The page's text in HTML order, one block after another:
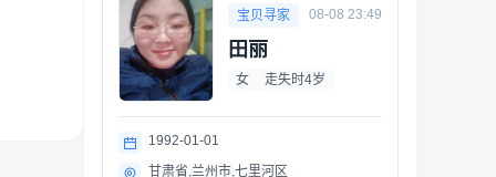
宝贝寻家 08-08 23:49
田丽
女 走失时4岁
1992-01-01
甘肃省,兰州市,七里河区